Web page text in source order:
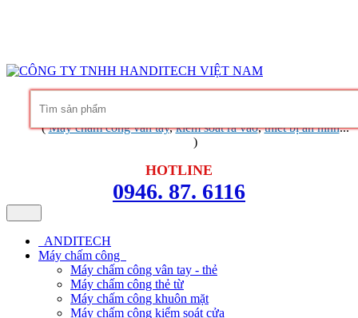
(Máy chấm công vân tay,kiểm soát ra vào,thiết bị an ninh...
)
HOTLINE
0946. 87. 6116
ANDITECH
Máy chấm công
Máy chấm công vân tay - thẻ
Máy chấm công thẻ từ
Máy chấm công khuôn mặt
Máy chấm công kiểm soát cửa